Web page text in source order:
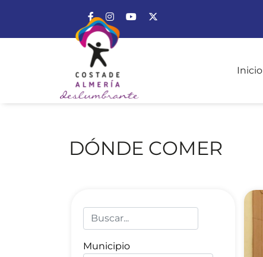
Enlace a Facebook
Enlace a Instagram
Enlace a Youtube Channel
Inicio
DÓNDE COMER
Municipio